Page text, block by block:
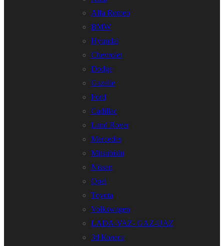
Alfa Romeo
BMW
Hyundai
Chevrolet
Dodge
Gazelle
Ford
Cadillac
Land Rover
Mercedes
Mitsubishi
Nissan
Opel
Toyota
Volkswagen
LADA-VAZ- GAZ-UAZ
3d Колеса